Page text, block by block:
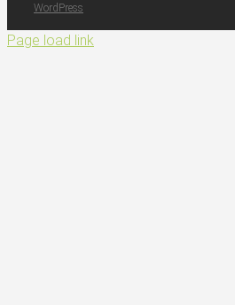
WordPress
Page load link